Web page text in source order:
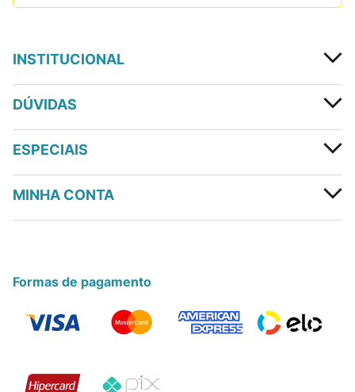
INSTITUCIONAL
DÚVIDAS
ESPECIAIS
MINHA CONTA
Formas de pagamento